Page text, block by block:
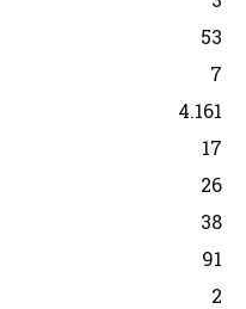
53
7
4.161
17
26
38
91
2